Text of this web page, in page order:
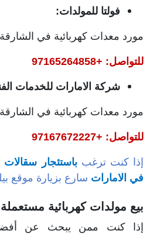
فولتا للمولدات:
مورد معدات كهربائية في الشارقة
للتواصل: +97165264858
شركة الامارات للخدمات
مورد معدات كهربائية في الشارقة
للتواصل: +97167672227
إذا كنت ترغبباستئجار
في الامارات سارع بزيارة موقع
بيع مولدات كهربائية
إذا كنت ممن يبحث عن